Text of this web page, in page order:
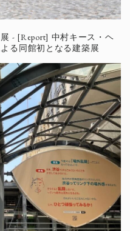
- [Report] 中村キース・ヘ
る同館初となる建築展